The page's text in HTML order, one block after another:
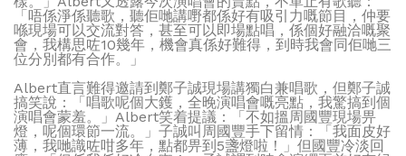
「唔係淨係聽歌，聽佢哋講嘢都係好有吸引力嘅節目，仲要
喺現場可以交流對答，甚至可以即場點唱，係個好融洽嘅聚
會，我構思咗10幾年，機會真係好難得，到時我會同佢哋三
位分別都有合作。」
Albert直言難得邀請到鄭子誠現場講獨白兼唱歌，但鄭子誠
搞笑說：「唱歌呢個大鑊，全晚演唱會嘅亮點，我驚搞到個
演唱會蒙羞。」Albert笑着提議：「不如搵周國豐現場畀
燈，呢個環節一流。」子誠叫周國豐手下留情：「我面皮好
薄，我哋識咗咁多年，點都畀到5盞燈啦！」但國豐冷淡回